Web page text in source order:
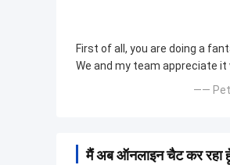
First of all, you are doing a
We and my team appreciate it
——
मैं अब ऑनलाइन चैट कर रहा